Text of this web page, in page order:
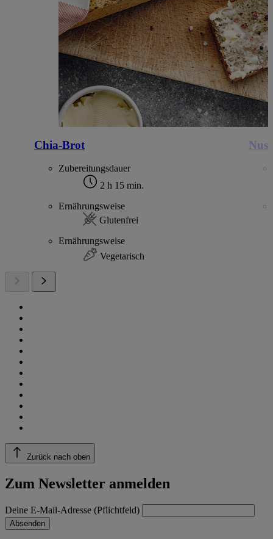
Chia-Brot
Zubereitungsdauer
2 h 15 min.
Ernährungsweise
Glutenfrei
Ernährungsweise
Vegetarisch
Zurück nach oben
Zum Newsletter anmelden
Deine E-Mail-Adresse (Pflichtfeld)
Absenden